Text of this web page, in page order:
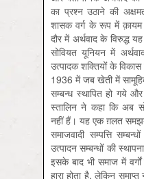
का प्रश्न उठाने की
शासक वर्ग के रूप में
दौर में अर्थवाद के विरुद्ध
सोवियत यूनियन में
उत्पादक शक्तियों के
1936 में जब खेती में
सम्बन्ध स्थापित हो गये
स्तालिन ने कहा कि अब
नहीं हैं। यह एक ग़लत
समाजवादी सम्पत्ति
उत्पादन सम्बन्धों की
इसके बाद भी समाज में वर्गों
हारा होता है, लेकिन